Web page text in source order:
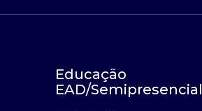
Educação
EAD/Semipresencial